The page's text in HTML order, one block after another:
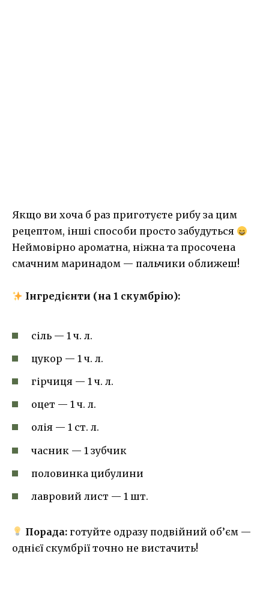
Якщо ви хоча б раз приготуєте рибу за цим
рецептом, інші способи просто забудуться
Неймовірно ароматна, ніжна та просочена
смачним маринадом — пальчики оближеш!
Інгредієнти (на 1 скумбрію):
сіль — 1 ч. л.
цукор — 1 ч. л.
гірчиця — 1 ч. л.
оцет — 1 ч. л.
олія — 1 ст. л.
часник — 1 зубчик
половинка цибулини
лавровий лист — 1 шт.
Порада: готуйте одразу подвійний об’єм —
однієї скумбрії точно не вистачить!